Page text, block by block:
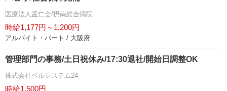
医療法人孟仁会/摂南総合病院
時給1,177円～1,200円
アルバイト・パート / 大阪府
管理部門の事務/土日祝休み/17:30退社/開始日調整OK
株式会社ベルシステム24
時給1,500円